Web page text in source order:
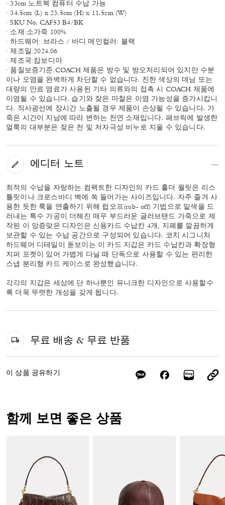
· 33cm 노트북 컴퓨터 수납 가능
· 34.5cm (L) x 23.5cm (H) x 11.5cm (W)
· SKU No. CAF53 B4/BK
· 소재:소가죽 100%
· 하드웨어: 브라스 / 바디 메인컬러: 블랙
· 제조일:2024.06
· 제조국:캄보디아
· 품질보증기준:COACH 제품은 방수 및 방오처리되어 있지만 수분
이나 오염을 완벽하게 차단할 수 없습니다. 진한 색상의 데님 또는
대량의 안료 염료가 사용된 기타 의류와의 접촉 시 COACH 제품에
이염될 수 있습니다. 습기와 잦은 마찰은 이염 가능성을 증가시킵니
다. 직사광선에 장시간 노출될 경우 제품이 손상될 수 있습니다. 가
죽은 시간이 지남에 따라 변하는 천연 소재입니다. 패브릭에 발생한
얼룩의 대부분은 젖은 천 및 저자극성 비누로 지울 수 있습니다.
에디터 노트
최적의 수납을 자랑하는 컴팩트한 디자인의 카드 홀더 월릿은 리스
틀릿이나 크로스바디 백에 쏙 들어가는 사이즈입니다. 자주 즐겨 사
용한 듯한 룩을 연출하기 위해 럽오프(rub- off) 기법으로 밑색을 드
러내는 특수 가공이 더해진 매우 부드러운 글러브탠드 가죽으로 제
작된 이 앙증맞은 디자인은 신용카드 수납칸 4개, 지폐를 깔끔하게
보관할 수 있는 수납 공간으로 구성되어 있습니다. 코치 시그니처
하드웨어 디테일이 돋보이는 이 카드 지갑은 카드 수납칸과 확장형
지퍼 포켓이 있어 가볍게 다닐 때 단독으로 사용할 수 있는 편리한
스냅 분리형 카드 케이스로 완성했습니다.
각각의 지갑은 세상에 단 하나뿐인 유니크한 디자인으로 사용할수
록 더욱 뚜렷한 개성을 갖게 됩니다.
무료 배송 & 무료 반품
이 상품 공유하기
함께 보면 좋은 상품